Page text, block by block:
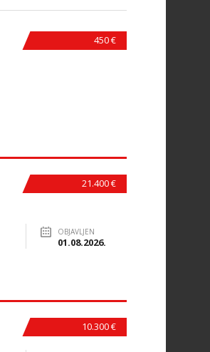
450 €
21.400 €
OBJAVLJEN
01.08.2026.
10.300 €